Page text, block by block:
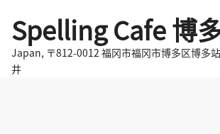
Spelling Cafe 博
Japan, 〒812-0012 福冈市福冈市博多区博多
井